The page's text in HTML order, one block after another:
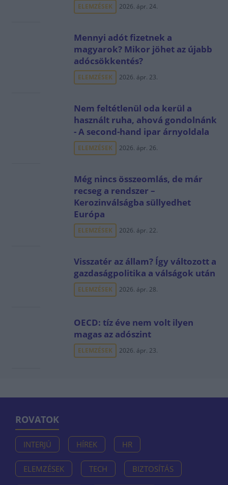
ELEMZÉSEK 2026. ápr. 24.
Mennyi adót fizetnek a
magyarok? Mikor jöhet az újabb
adócsökkentés?
ELEMZÉSEK 2026. ápr. 23.
Nem feltétlenül oda kerül a
használt ruha, ahová gondolnánk
- A second-hand ipar árnyoldala
ELEMZÉSEK 2026. ápr. 26.
Még nincs összeomlás, de már
recseg a rendszer –
Kerozinválságba süllyedhet
Európa
ELEMZÉSEK 2026. ápr. 22.
Visszatér az állam? Így változott a
gazdaságpolitika a válságok után
ELEMZÉSEK 2026. ápr. 28.
OECD: tíz éve nem volt ilyen
magas az adószint
ELEMZÉSEK 2026. ápr. 23.
ROVATOK
INTERJÚ HÍREK HR
ELEMZÉSEK TECH BIZTOSÍTÁS